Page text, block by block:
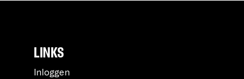
LINKS
Inloggen